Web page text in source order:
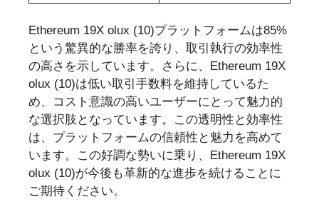
Ethereum 19X olux (10)プラットフォームは85%
という驚異的な勝率を誇り、取引執行の効率性
の高さを示しています。さらに、Ethereum 19X
olux (10)は低い取引手数料を維持しているた
め、コスト意識の高いユーザーにとって魅力的
な選択肢となっています。この透明性と効率性
は、プラットフォームの信頼性と魅力を高めて
います。この好調な勢いに乗り、Ethereum 19X
olux (10)が今後も革新的な進歩を続けることに
ご期待ください。